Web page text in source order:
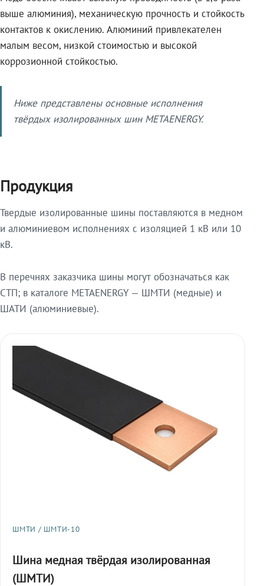
выше алюминия), механическую прочность и стойкость
контактов к окислению. Алюминий привлекателен
малым весом, низкой стоимостью и высокой
коррозионной стойкостью.
Ниже представлены основные исполнения
твёрдых изолированных шин METAENERGY.
Продукция
Твердые изолированные шины поставляются в медном
и алюминиевом исполнениях с изоляцией 1 кВ или 10
кВ.
В перечнях заказчика шины могут обозначаться как
СТП; в каталоге METAENERGY — ШМТИ (медные) и
ШАТИ (алюминиевые).
ШМТИ / ШМТИ-10
Шина медная твёрдая изолированная
(ШМТИ)